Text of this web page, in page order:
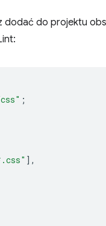
dodać do projektu
;
],